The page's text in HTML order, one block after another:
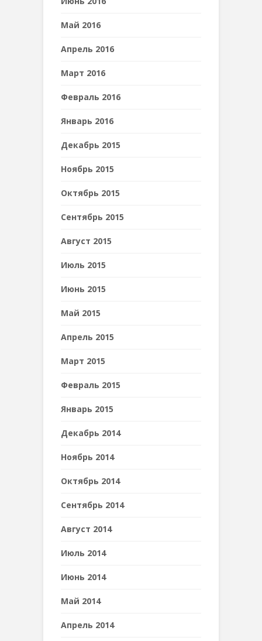
Май 2016
Апрель 2016
Март 2016
Февраль 2016
Январь 2016
Декабрь 2015
Ноябрь 2015
Октябрь 2015
Сентябрь 2015
Август 2015
Июль 2015
Июнь 2015
Май 2015
Апрель 2015
Март 2015
Февраль 2015
Январь 2015
Декабрь 2014
Ноябрь 2014
Октябрь 2014
Сентябрь 2014
Август 2014
Июль 2014
Июнь 2014
Май 2014
Апрель 2014